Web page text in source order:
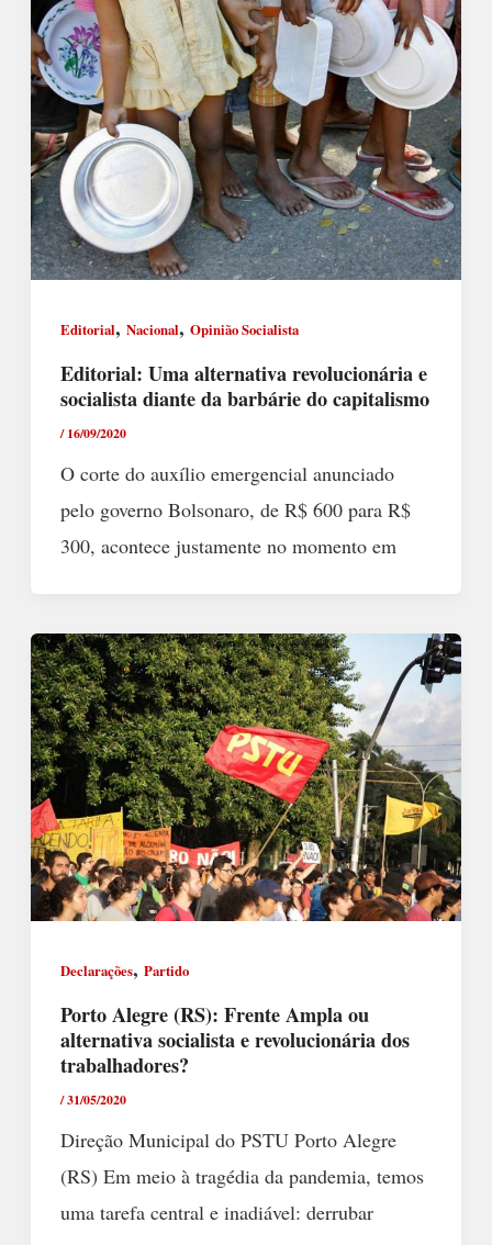
Editorial, Nacional, Opinião Socialista
Editorial: Uma alternativa revolucionária e
socialista diante da barbárie do capitalismo
/16/09/2020
O corte do auxílio emergencial anunciado
pelo governo Bolsonaro, de R$ 600 para R$
300, acontece justamente no momento em
Declarações, Partido
Porto Alegre (RS): Frente Ampla ou
alternativa socialista e revolucionária dos
trabalhadores?
/31/05/2020
Direção Municipal do PSTU Porto Alegre
(RS) Em meio à tragédia da pandemia, temos
uma tarefa central e inadiável: derrubar